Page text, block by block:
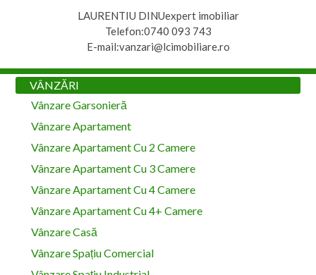
LAURENTIU DINUexpert imobiliar
Telefon:0740 093 743
E-mail:vanzari@lcimobiliare.ro
VÂNZĂRI
Vânzare Garsonieră
Vânzare Apartament
Vânzare Apartament Cu 2 Camere
Vânzare Apartament Cu 3 Camere
Vânzare Apartament Cu 4 Camere
Vânzare Apartament Cu 4+ Camere
Vânzare Casă
Vânzare Spațiu Comercial